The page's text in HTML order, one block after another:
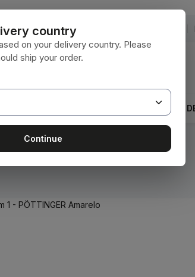
principal
PEÇAS
country
on your delivery country. Please
ship your order.
Continue